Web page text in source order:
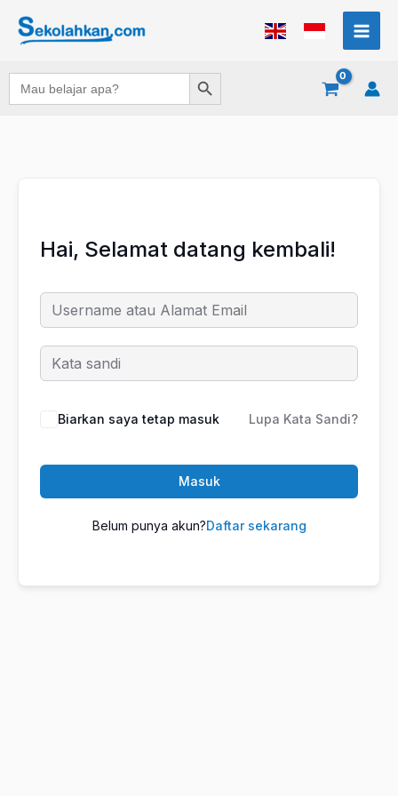
Search
for:
Search Button
Hai, Selamat datang kembali!
Biarkan saya tetap masuk Lupa Kata Sandi?
Masuk
Belum punya akun?Daftar sekarang